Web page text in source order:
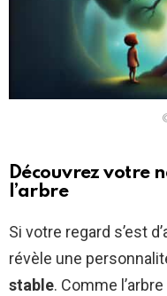
Découvrez votre
l’arbre
Si votre regard s’est
révèle une
stable. Comme